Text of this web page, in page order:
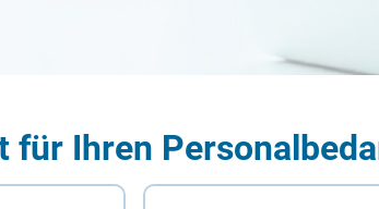
für Ihren